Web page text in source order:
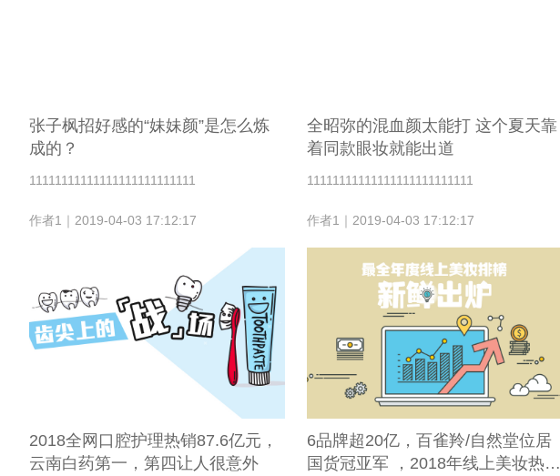
张子枫招好感的“妹妹颜”是怎么炼
成的？
11111111111111111111111111
作者1｜2019-04-03 17:12:17
全昭弥的混血颜太能打 这个夏天靠
着同款眼妆就能出道
11111111111111111111111111
作者1｜2019-04-03 17:12:17
2018全网口腔护理热销87.6亿元，
云南白药第一，第四让人很意外
6品牌超20亿，百雀羚/自然堂位居
国货冠亚军 ，2018年线上美妆热销